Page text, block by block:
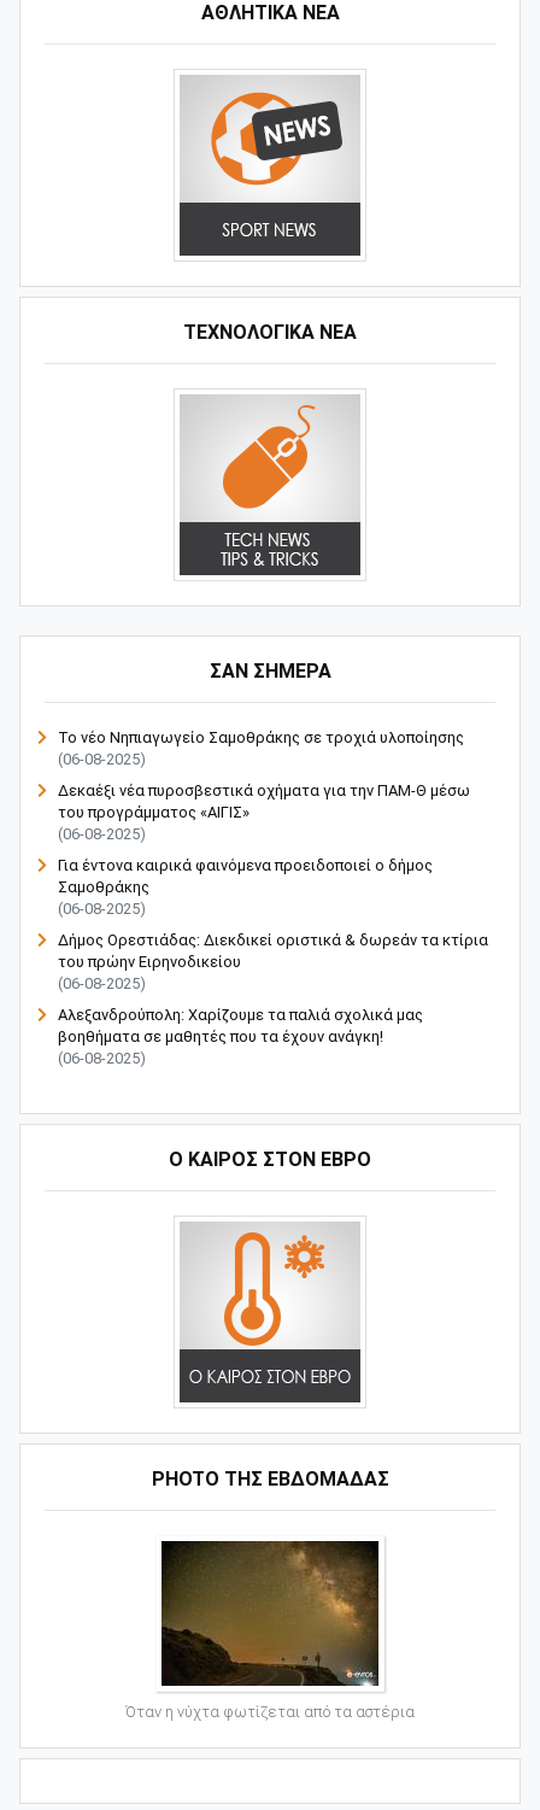
ΑΘΛΗΤΙΚΆ ΝΈΑ
ΤΕΧΝΟΛΟΓΙΚΑ ΝΕΑ
ΣΑΝ ΣΗΜΕΡΑ
Το νέο Νηπιαγωγείο Σαμοθράκης σε τροχιά υλοποίησης
(06-08-2025)
Δεκαέξι νέα πυροσβεστικά οχήματα για την ΠΑΜ-Θ μέσω
του προγράμματος «ΑΙΓΙΣ»
(06-08-2025)
Για έντονα καιρικά φαινόμενα προειδοποιεί ο δήμος
Σαμοθράκης
(06-08-2025)
Δήμος Ορεστιάδας: Διεκδικεί οριστικά & δωρεάν τα κτίρια
του πρώην Ειρηνοδικείου
(06-08-2025)
Αλεξανδρούπολη: Χαρίζουμε τα παλιά σχολικά μας
βοηθήματα σε μαθητές που τα έχουν ανάγκη!
(06-08-2025)
Ο ΚΑΙΡΟΣ ΣΤΟΝ ΕΒΡΟ
PHOTO ΤΗΣ ΕΒΔΟΜΑΔΑΣ
Όταν η νύχτα φωτίζεται από τα αστέρια